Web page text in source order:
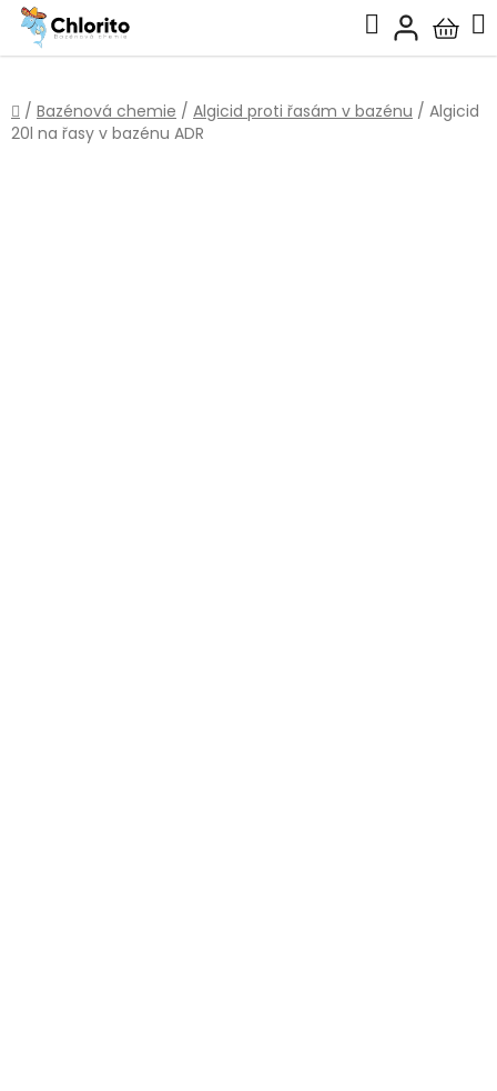
Přejít
obsah
Hledat
košík
Domů
/ Bazénová chemie / Algicid proti řasám v bazénu / Algicid
20l na řasy v bazénu ADR